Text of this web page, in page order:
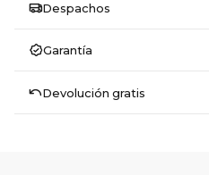
Despachos
Garantía
Devolución gratis